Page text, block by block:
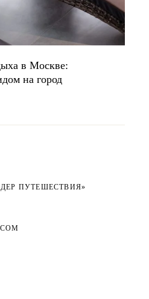
в Москве:
на город
ПУТЕШЕСТВИЯ»